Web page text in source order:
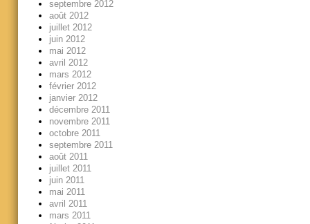
septembre 2012
août 2012
juillet 2012
juin 2012
mai 2012
avril 2012
mars 2012
février 2012
janvier 2012
décembre 2011
novembre 2011
octobre 2011
septembre 2011
août 2011
juillet 2011
juin 2011
mai 2011
avril 2011
mars 2011